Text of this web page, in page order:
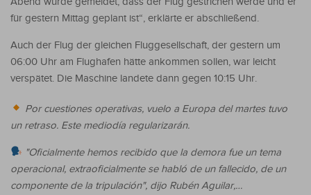
für gestern Mittag geplant ist“, erklärte er abschließend.
Auch der Flug der gleichen Fluggesellschaft, der gestern um
06:00 Uhr am Flughafen hätte ankommen sollen, war leicht
verspätet. Die Maschine landete dann gegen 10:15 Uhr.
Por cuestiones operativas, vuelo a Europa del martes tuvo
un retraso. Este mediodía regularizarán.
"Oficialmente hemos recibido que la demora fue un tema
operacional, extraoficialmente se habló de un fallecido, de un
componente de la tripulación", dijo Rubén Aguilar,…